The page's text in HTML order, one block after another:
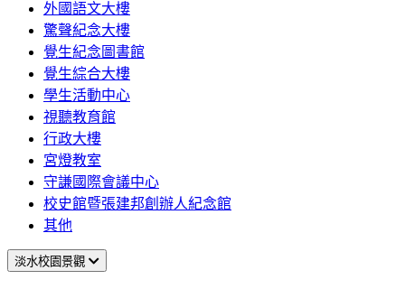
外國語文大樓
驚聲紀念大樓
覺生紀念圖書館
覺生綜合大樓
學生活動中心
視聽教育館
行政大樓
宮燈教室
守謙國際會議中心
校史館暨張建邦創辦人紀念館
其他
淡水校園景觀